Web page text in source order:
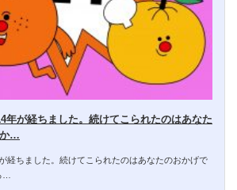
年が経ちました。続けてこられたのはあなた
か…
経ちました。続けてこられたのはあなたのおかげで
…